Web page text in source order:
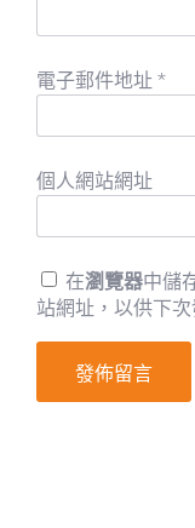
電子郵件地址 *
個人網站網址
在瀏覽器中儲
站網址，以供下